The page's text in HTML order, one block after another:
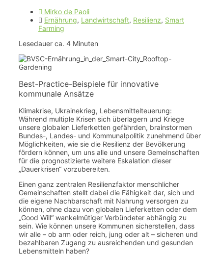
Mirko de Paoli
Ernährung, Landwirtschaft, Resilienz, Smart
Farming
Lesedauer ca. 4 Minuten
Best-Practice-Beispiele für innovative
kommunale Ansätze
Klimakrise, Ukrainekrieg, Lebensmittelteuerung:
Während multiple Krisen sich überlagern und Kriege
unsere globalen Lieferketten gefährden, brainstormen
Bundes-, Landes- und Kommunalpolitik zunehmend über
Möglichkeiten, wie sie die Resilienz der Bevölkerung
fördern können, um uns alle und unsere Gemeinschaften
für die prognostizierte weitere Eskalation dieser
„Dauerkrisen“ vorzubereiten.
Einen ganz zentralen Resilienzfaktor menschlicher
Gemeinschaften stellt dabei die Fähigkeit dar, sich und
die eigene Nachbarschaft mit Nahrung versorgen zu
können, ohne dazu von globalen Lieferketten oder dem
„Good Will“ wankelmütiger Verbündeter abhängig zu
sein. Wie können unsere Kommunen sicherstellen, dass
wir alle – ob arm oder reich, jung oder alt – sicheren und
bezahlbaren Zugang zu ausreichenden und gesunden
Lebensmitteln haben?